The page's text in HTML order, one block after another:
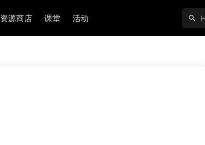
资源商店 课堂 活动